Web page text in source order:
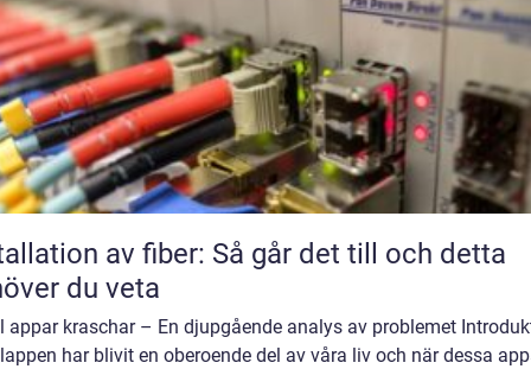
av fiber: Så går det till och detta
du veta
appar kraschar – En djupgående analys av problemet
har blivit en oberoende del av våra liv och när dessa